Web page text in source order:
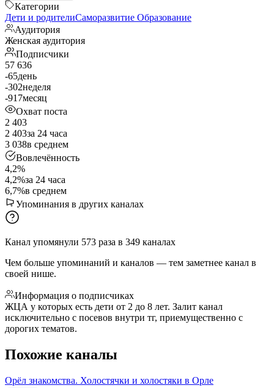
Категории
Дети и родителиСаморазвитие Образование
Аудитория
Женская аудитория
Подписчики
57 636
-65день
-302неделя
-917месяц
Охват поста
2 403
2 403за 24 часа
3 038в среднем
Вовлечённость
4,2%
4,2%за 24 часа
6,7%в среднем
Упоминания в других каналах
Канал упомянули 573 раза в 349 каналах
Чем больше упоминаний и каналов — тем заметнее канал в
своей нише.
Информация о подписчиках
ЖЦА у которых есть дети от 2 до 8 лет. Залит канал
исключительно с посевов внутри тг, приемущественно с
дорогих тематов.
Похожие каналы
Орёл знакомства. Холостячки и холостяки в Орле